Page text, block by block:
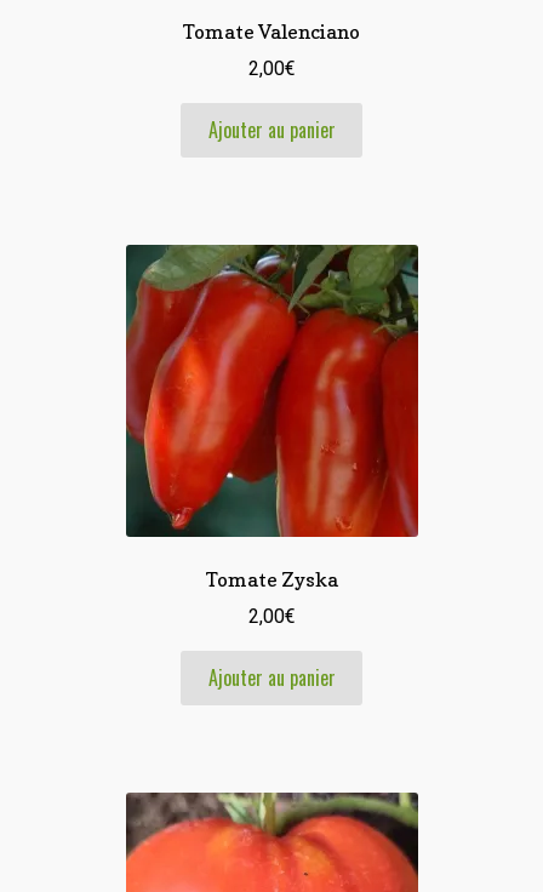
Tomate Valenciano
2,00€
Ajouter au panier
Tomate Zyska
2,00€
Ajouter au panier